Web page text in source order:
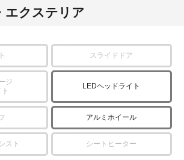
エクステリア
スライドドア
ジ
LEDヘッドライト
アルミホイール
スト シートヒーター